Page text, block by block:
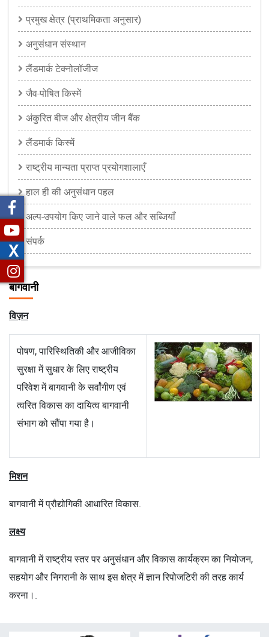
प्रमुख क्षेत्र (प्राथमिकता अनुसार)
अनुसंधान संस्थान
लैंडमार्क टेक्नोलॉजीज
जैव-पोषित किस्में
अंकुरित बीज और क्षेत्रीय जीन बैंक
लैंडमार्क किस्में
राष्ट्रीय मान्यता प्राप्त प्रयोगशालाएँ
हाल ही की अनुसंधान पहल
अल्प-उपयोग किए जाने वाले फल और सब्जियाँ
संपर्क
बागवानी
विज़न
पोषण, पारिस्थितिकी और आजीविका
सुरक्षा में सुधार के लिए राष्ट्रीय
परिवेश में बागवानी के सर्वांगीण एवं
त्वरित विकास का दायित्व बागवानी
संभाग को सौंपा गया है।
मिशन
बागवानी में प्रौद्योगिकी आधारित विकास.
लक्ष्य
बागवानी में राष्ट्रीय स्तर पर अनुसंधान और विकास कार्यक्रम का नियोजन,
सहयोग और निगरानी के साथ इस क्षेत्र में ज्ञान रिपोजटिरी की तरह कार्य
करना।.
X